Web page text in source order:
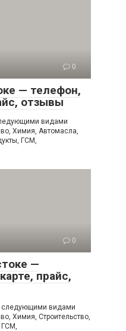
0
— телефон,
отзывы
видами
Химия, Автомасла,
ГСМ,
0
—
прайс,
следующими видами
Химия, Строительство,
ГСМ,